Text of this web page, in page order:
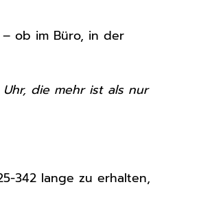
ob im Büro, in der
Uhr, die mehr ist als nur
342 lange zu erhalten,